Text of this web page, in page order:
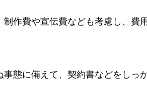
作費や宣伝費なども考慮し、費
態に備えて、契約書などをしっ